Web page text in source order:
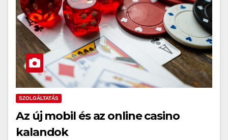
SZOLGÁLTATÁS
Az új mobil és az online casino
kalandok